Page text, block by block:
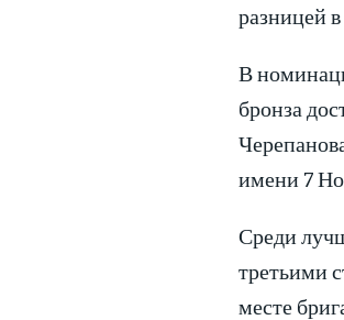
разницей
В
бронза
имени 7
Среди
третьими
месте